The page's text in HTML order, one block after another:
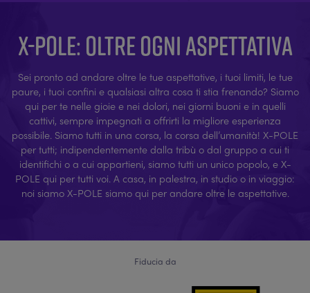
X-POLE: OLTRE OGNI ASPETTATIVA
Sei pronto ad andare oltre le tue aspettative, i tuoi limiti, le tue
paure, i tuoi confini e qualsiasi altra cosa ti stia frenando? Siamo
qui per te nelle gioie e nei dolori, nei giorni buoni e in quelli
cattivi, sempre impegnati a offrirti la migliore esperienza
possibile. Siamo tutti in una corsa, la corsa dell’umanità! X-POLE
per tutti; indipendentemente dalla tribù o dal gruppo a cui ti
identifichi o a cui appartieni, siamo tutti un unico popolo, e X-
POLE qui per tutti voi. A casa, in palestra, in studio o in viaggio:
noi siamo X-POLE siamo qui per andare oltre le aspettative.
Fiducia da